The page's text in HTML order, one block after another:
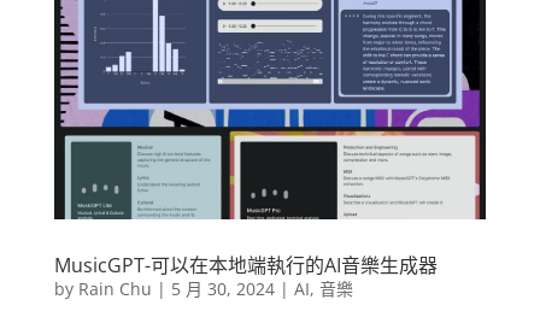
MusicGPT-可以在本地端執行的AI音樂生成器
by Rain Chu | 5 月 30, 2024| AI, 音樂